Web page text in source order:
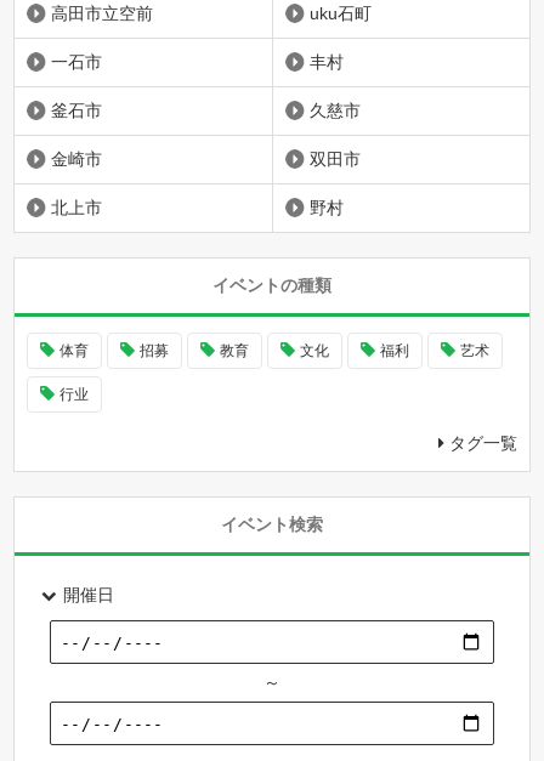
高田市立空前 uku石町
一石市 丰村
釜石市 久慈市
金崎市 双田市
北上市 野村
イベントの種類
体育 招募 教育 文化 福利 艺术
行业
タグ一覧
イベント検索
開催日
～